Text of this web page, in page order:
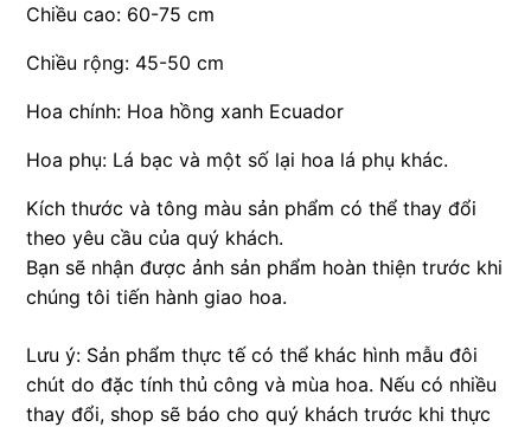
Chiều cao: 60-75 cm
Chiều rộng: 45-50 cm
Hoa chính: Hoa hồng xanh Ecuador
Hoa phụ: Lá bạc và một số lại hoa lá phụ khác.
Kích thước và tông màu sản phẩm có thể thay đổi
theo yêu cầu của quý khách.
Bạn sẽ nhận được ảnh sản phẩm hoàn thiện trước khi
chúng tôi tiến hành giao hoa.
Lưu ý: Sản phẩm thực tế có thể khác hình mẫu đôi
chút do đặc tính thủ công và mùa hoa. Nếu có nhiều
thay đổi, shop sẽ báo cho quý khách trước khi thực